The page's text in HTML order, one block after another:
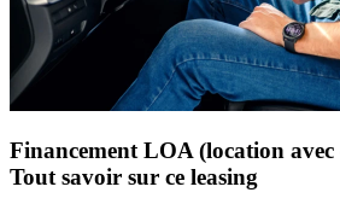
Financement LOA (location
Tout savoir sur ce leasing